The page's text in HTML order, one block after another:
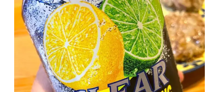
鏡月焼酎ハイ
アサヒ
贅沢搾り
樽ハイ倶楽部
ザ・レモンクラフト
ザ・カクテルクラフト